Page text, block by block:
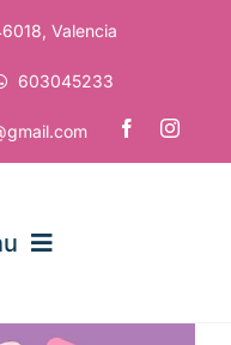
Valencia
603045233